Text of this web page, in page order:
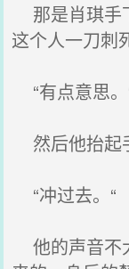
那是肖琪手
这个人一刀刺
“有点意思。
然后他抬起
“冲过去。“
他的声音不